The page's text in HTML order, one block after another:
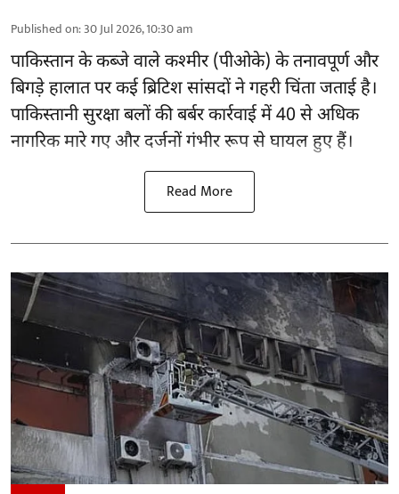
Published on:30 Jul 2026, 10:30 am
पाकिस्तान के कब्जे वाले कश्मीर(पीओके) के तनावपूर्ण और
बिगड़े हालात पर कई ब्रिटिश सांसदों ने गहरी चिंता जताई है।
पाकिस्तानी सुरक्षा बलों की बर्बर कार्रवाई में 40 से अधिक
नागरिक मारे गए और दर्जनों गंभीर रूप से घायल हुए हैं।
Read More